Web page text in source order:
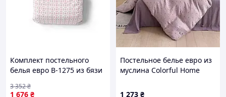
Комплект постельного
белья евро B-1275 из бязи
наволочками 50х70
1 676 ₴
3 352₴
Постельное белье евро из
муслина Colorful Home
1 273 ₴